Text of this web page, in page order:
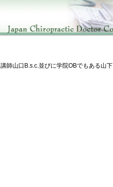
師山口B.s.c.並びに学院OBでもある山下